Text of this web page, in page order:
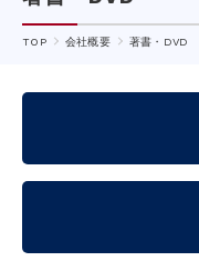
TOP 会社概要 著書・DVD